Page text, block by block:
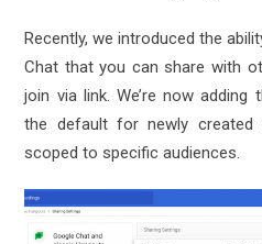
Recently, we introduced the
Chat that you can share with
join via link. We’re now
the default for newly created
scoped to specific audiences.